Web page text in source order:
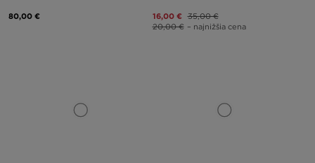
80,00 € 16,00 € 35,00 €
20,00 € – najnižšia cena